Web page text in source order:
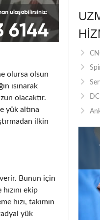
olursa olsun
ısınarak
olacaktır.
yük altına
ilkin
Bunun için
ekip
hızı, takımın
yük